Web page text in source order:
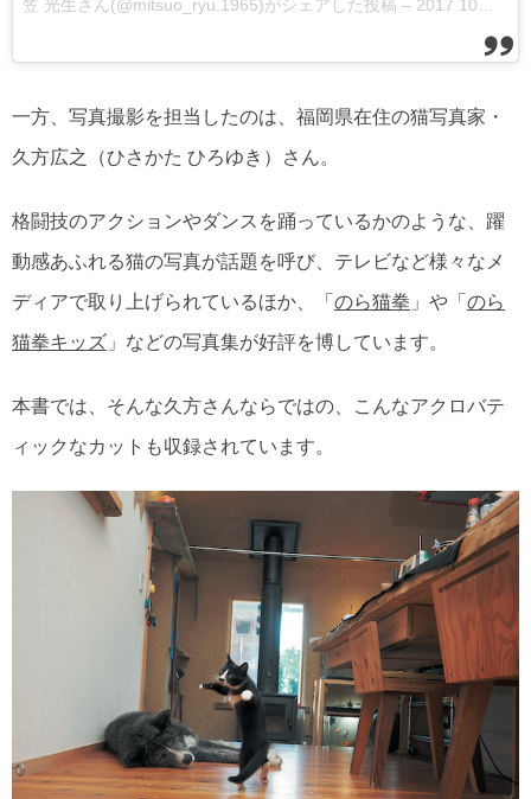
笠 光生さん(@mitsuo_ryu.1965)がシェアした投稿 – 2017 10月 16 10:50午前 PDT
一方、写真撮影を担当したのは、福岡県在住の猫写真家・
久方広之（ひさかた ひろゆき）さん。
格闘技のアクションやダンスを踊っているかのような、躍
動感あふれる猫の写真が話題を呼び、テレビなど様々なメ
ディアで取り上げられているほか、「 のら猫拳 」や「 のら
猫拳キッズ 」などの写真集が好評を博しています。
本書では、そんな久方さんならではの、こんなアクロバテ
ィックなカットも収録されています。